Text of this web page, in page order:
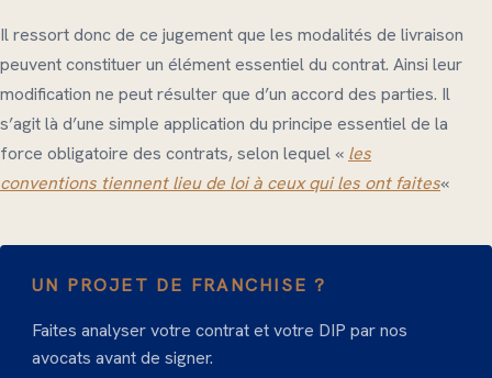
Il ressort donc de ce jugement que les modalités de livraison
peuvent constituer un élément essentiel du contrat. Ainsi leur
modification ne peut résulter que d’un accord des parties. Il
s’agit là d’une simple application du principe essentiel de la
force obligatoire des contrats, selon lequel « les
conventions tiennent lieu de loi à ceux qui les ont faites«
UN PROJET DE FRANCHISE ?
Faites analyser votre contrat et votre DIP par nos
avocats avant de signer.